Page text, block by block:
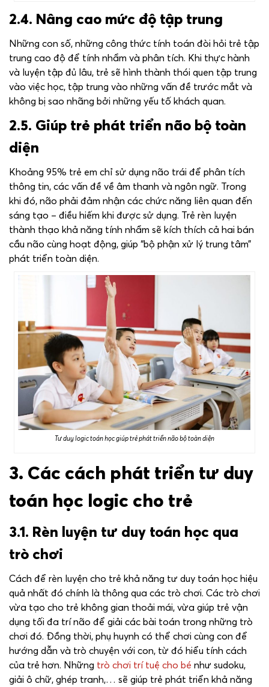
2.4. Nâng cao mức độ tập trung
Những con số, những công thức tính toán đòi hỏi trẻ tập
trung cao độ để tính nhẩm và phân tích. Khi thực hành
và luyện tập đủ lâu, trẻ sẽ hình thành thói quen tập trung
vào việc học, tập trung vào những vấn đề trước mắt và
không bị sao nhãng bởi những yếu tố khách quan.
2.5. Giúp trẻ phát triển não bộ toàn
diện
Khoảng 95% trẻ em chỉ sử dụng não trái để phân tích
thông tin, các vấn đề về âm thanh và ngôn ngữ. Trong
khi đó, não phải đảm nhận các chức năng liên quan đến
sáng tạo – điều hiếm khi được sử dụng. Trẻ rèn luyện
thành thạo khả năng tính nhẩm sẽ kích thích cả hai bán
cầu não cùng hoạt động, giúp “bộ phận xử lý trung tâm”
phát triển toàn diện.
Tư duy logic toán học giúp trẻ phát triển não bộ toàn diện
3. Các cách phát triển tư duy
toán học logic cho trẻ
3.1. Rèn luyện tư duy toán học qua
trò chơi
Cách để rèn luyện cho trẻ khả năng tư duy toán học hiệu
quả nhất đó chính là thông qua các trò chơi. Các trò chơi
vừa tạo cho trẻ không gian thoải mái, vừa giúp trẻ vận
dụng tối đa trí não để giải các bài toán trong những trò
chơi đó. Đồng thời, phụ huynh có thể chơi cùng con để
hướng dẫn và trò chuyện với con, từ đó hiểu tính cách
của trẻ hơn. Những trò chơi trí tuệ cho bé như sudoku,
giải ô chữ, ghép tranh,… sẽ giúp trẻ phát triển khả năng